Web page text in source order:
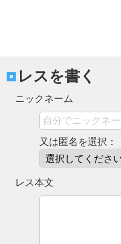
レスを書く
ニックネーム
又は匿名を選択：
レス本文